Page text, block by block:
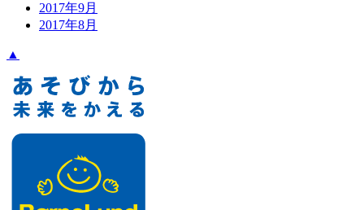
2017年9月
2017年8月
▲